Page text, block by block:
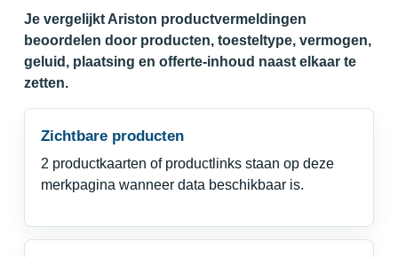
Je vergelijkt Ariston productvermeldingen
beoordelen door producten, toesteltype, vermogen,
geluid, plaatsing en offerte-inhoud naast elkaar te
zetten.
Zichtbare producten
2 productkaarten of productlinks staan op deze
merkpagina wanneer data beschikbaar is.